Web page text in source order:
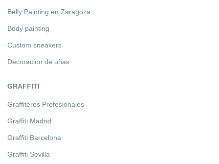
Belly Painting en Zaragoza
Body painting
Custom sneakers
Decoracion de uñas
GRAFFITI
Graffiteros Profesionales
Graffiti Madrid
Graffiti Barcelona
Graffiti Sevilla